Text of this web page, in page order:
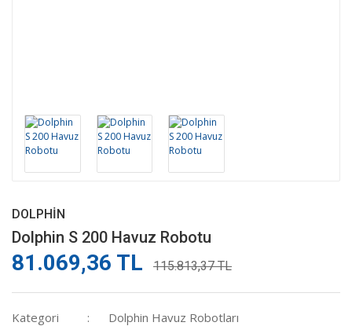
DOLPHIN
Dolphin S 200 Havuz Robotu
81.069,36 TL 115.813,37 TL
Kategori
Dolphin Havuz Robotları